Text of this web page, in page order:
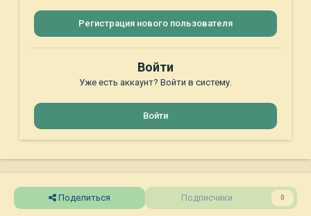
Регистрация нового пользователя
Войти
Уже есть аккаунт? Войти в систему.
Войти
Поделиться Подписчики 0